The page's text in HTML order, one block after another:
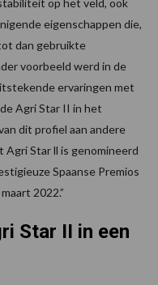
op het veld, ook
eigenschappen die,
dan gebruikte
voorbeeld werd in de
ervaringen met
Agri Star II in het
dit profiel aan andere
Star ll is genomineerd
Spaanse Premios
2022.”
Star II in een